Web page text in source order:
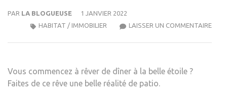
PAR LA BLOGUEUSE
1 JANVIER 2022
LAISSER UN COMMENTAIRE
HABITAT / IMMOBILIER
Vous commencez à rêver de dîner à la belle étoile ?
Faites de ce rêve une belle réalité de patio.